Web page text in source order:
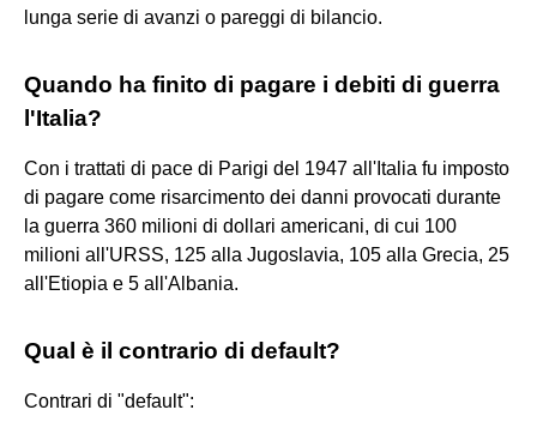
lunga serie di avanzi o pareggi di bilancio.
Quando ha finito di pagare i debiti di guerra
l'Italia?
Con i trattati di pace di Parigi del 1947 all'Italia fu imposto
di pagare come risarcimento dei danni provocati durante
la guerra 360 milioni di dollari americani, di cui 100
milioni all'URSS, 125 alla Jugoslavia, 105 alla Grecia, 25
all'Etiopia e 5 all'Albania.
Qual è il contrario di default?
Contrari di "default":